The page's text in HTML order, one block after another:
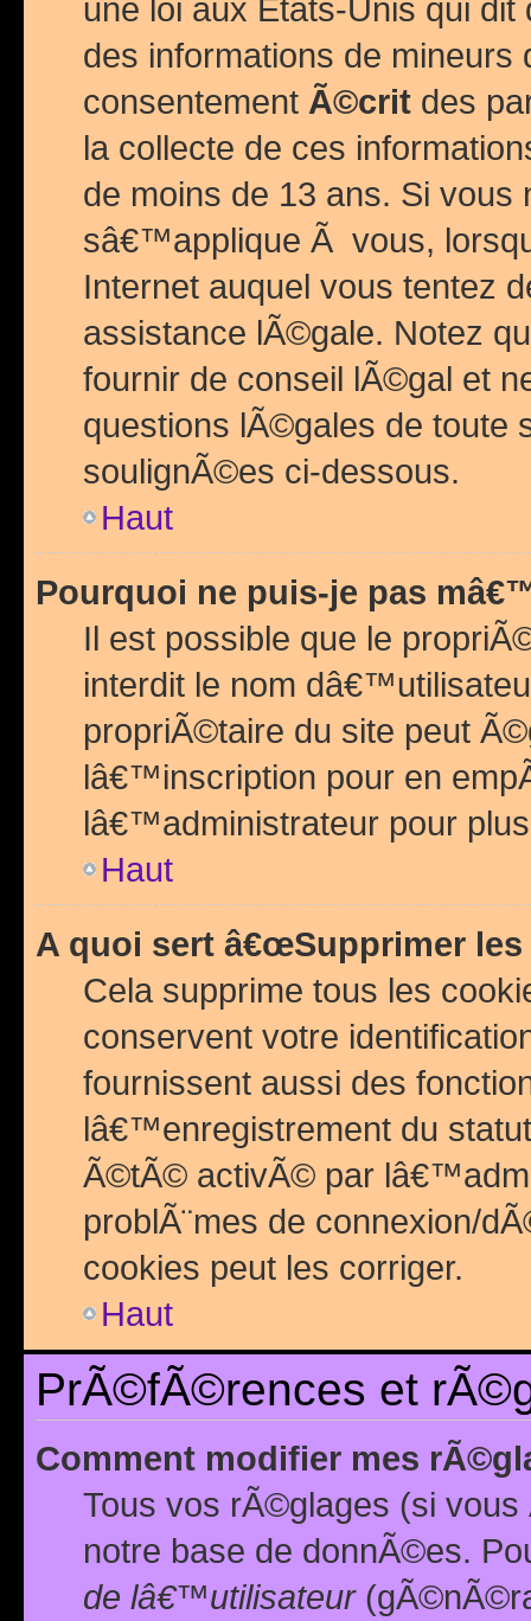
une loi aux Etats-Unis qui
des informations de mineurs
consentement Ã©crit des
la collecte de ces
de moins de 13 ans. Si
sâ€™applique Ã vous,
Internet auquel vous tentez
assistance lÃ©gale. Notez
fournir de conseil lÃ©gal et
questions lÃ©gales de
soulignÃ©es ci-dessous.
Haut
Pourquoi ne puis-je pas
Il est possible que le
interdit le nom
propriÃ©taire du site peut
lâ€™inscription pour en
lâ€™administrateur pour
Haut
A quoi sert â€œSupprimer les
Cela supprime tous les
conservent votre
fournissent aussi des
lâ€™enregistrement du
Ã©tÃ© activÃ© par
problÃ¨mes de connexion/
cookies peut les corriger.
Haut
PrÃ©fÃ©rences et
Comment modifier mes
Tous vos rÃ©glages (si
notre base de donnÃ©es.
de lâ€™utilisateur